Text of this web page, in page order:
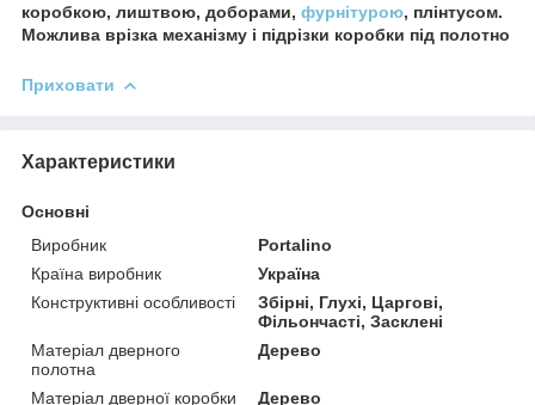
коробкою, лиштвою, доборами, фурнітурою, плінтусом.
Можлива врізка механізму і підрізки коробки під полотно
Приховати
Характеристики
Основні
Виробник
Portalino
Країна виробник
Україна
Конструктивні особливості
Збірні, Глухі, Царгові,
Фільончасті, Засклені
Матеріал дверного
полотна
Дерево
Матеріал дверної коробки
Дерево